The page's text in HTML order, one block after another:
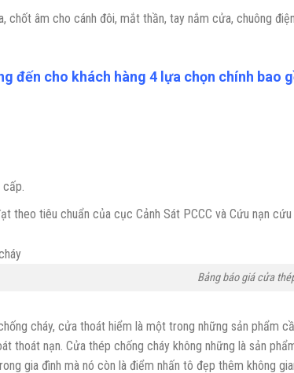
chốt âm cho cánh đôi, mắt thần, tay nắm cửa, chuông
đến cho khách hàng 4 lựa chọn chính bao
theo tiêu chuẩn của cục Cảnh Sát PCCC và Cứu nạn
Bảng báo giá cửa
cháy, cửa thoát hiểm là một trong những sản phẩm
thoát nạn. Cửa thép chống cháy không những là sản
gia đình mà nó còn là điểm nhấn tô đẹp thêm không